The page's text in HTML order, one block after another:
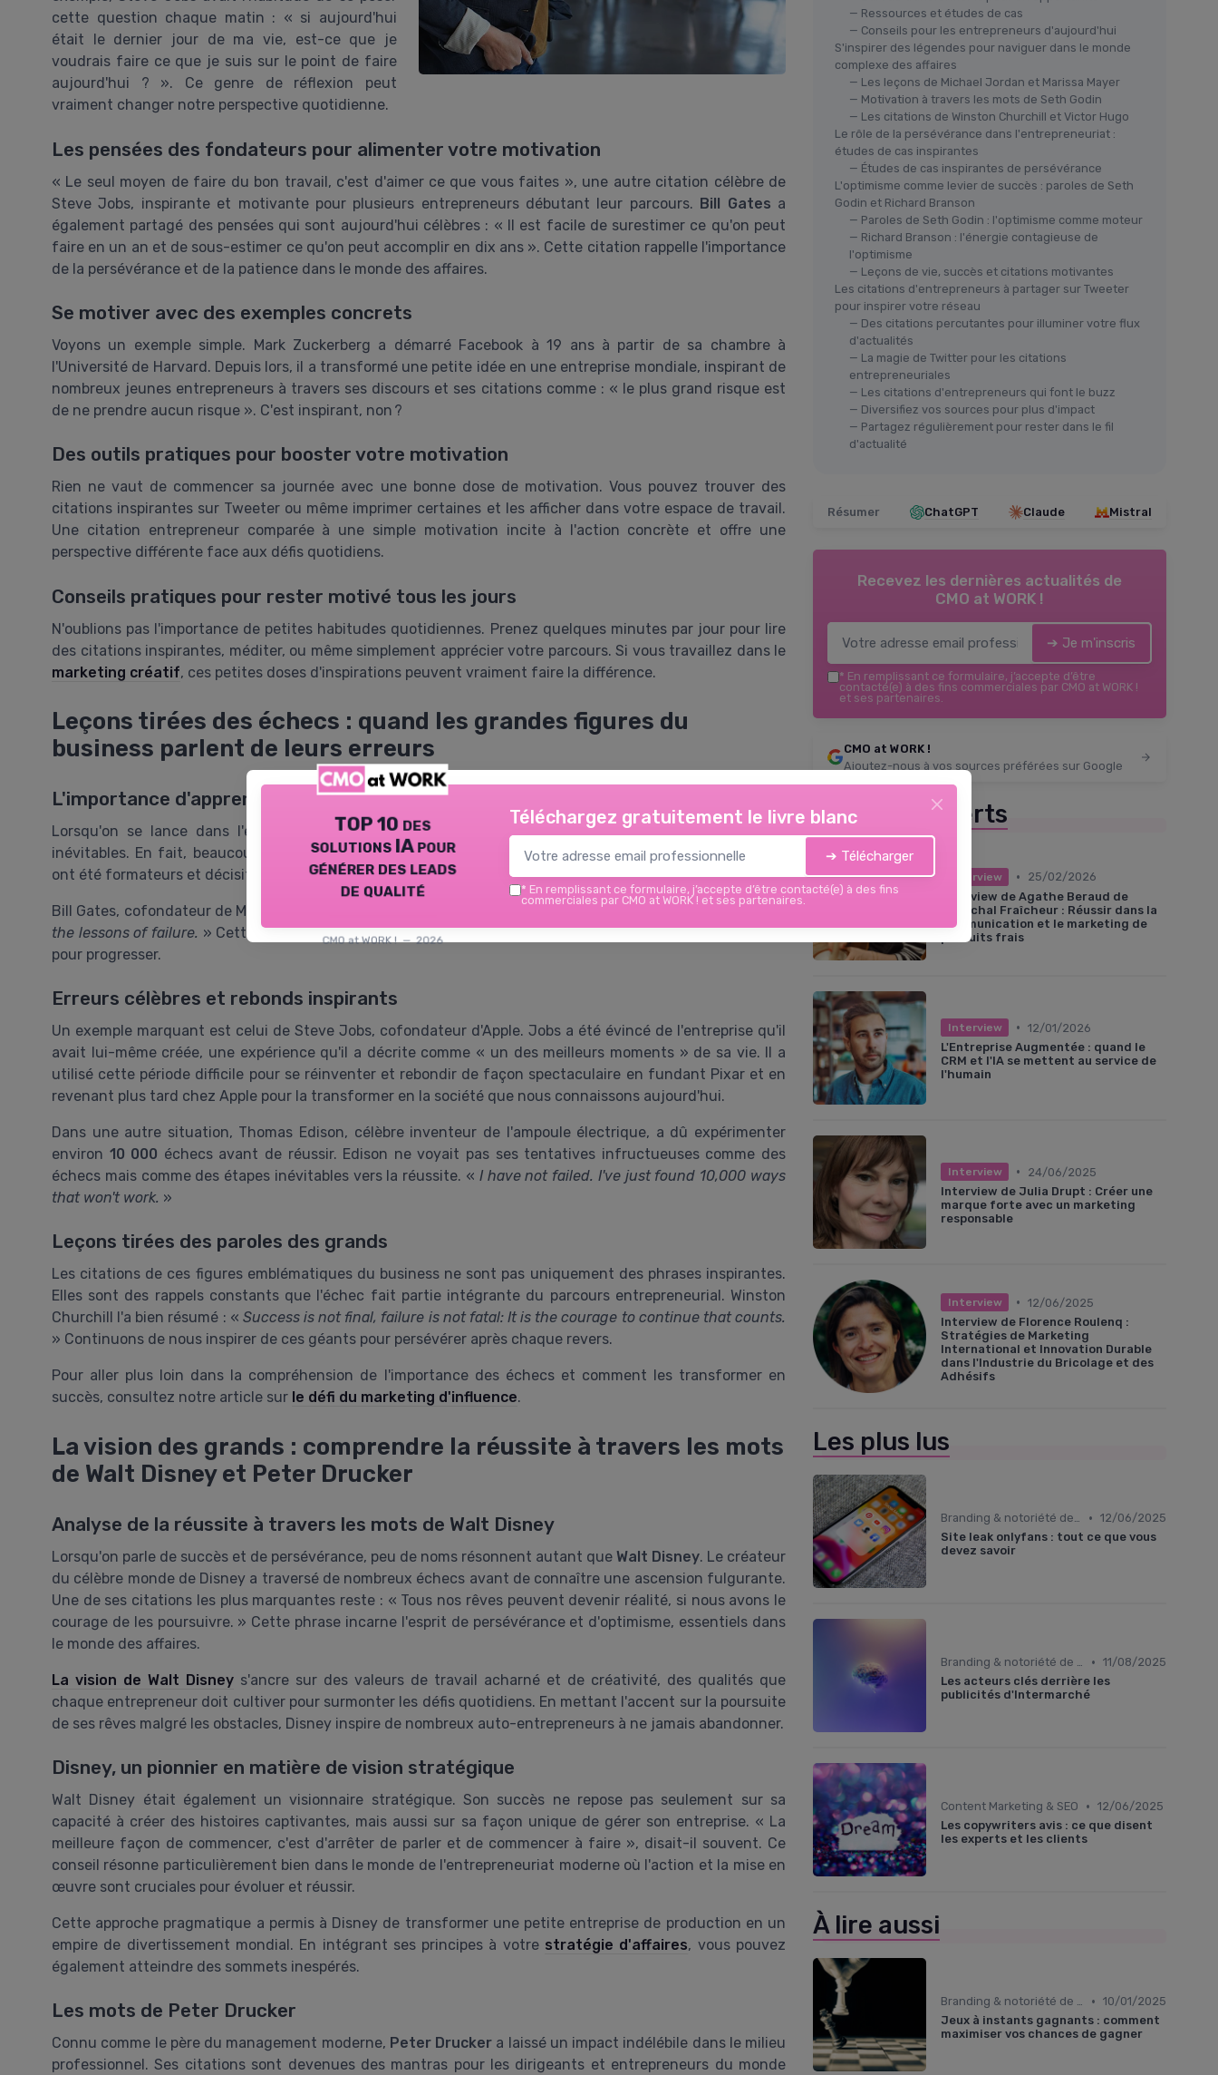
cette question chaque matin : « si aujourd'hui
était le dernier jour de ma vie, est-ce que je
voudrais faire ce que je suis sur le point de faire
aujourd'hui ? ». Ce genre de réflexion peut
vraiment changer notre perspective quotidienne.
Les pensées des fondateurs pour alimenter votre motivation
« Le seul moyen de faire du bon travail, c'est d'aimer ce que vous faites », une autre citation célèbre de
Steve Jobs, inspirante et motivante pour plusieurs entrepreneurs débutant leur parcours. Bill Gates a
également partagé des pensées qui sont aujourd'hui célèbres : « Il est facile de surestimer ce qu'on peut
faire en un an et de sous-estimer ce qu'on peut accomplir en dix ans ». Cette citation rappelle l'importance
de la persévérance et de la patience dans le monde des affaires.
Se motiver avec des exemples concrets
Voyons un exemple simple. Mark Zuckerberg a démarré Facebook à 19 ans à partir de sa chambre à
l'Université de Harvard. Depuis lors, il a transformé une petite idée en une entreprise mondiale, inspirant de
nombreux jeunes entrepreneurs à travers ses discours et ses citations comme : « le plus grand risque est
de ne prendre aucun risque ». C'est inspirant, non ?
Des outils pratiques pour booster votre motivation
Rien ne vaut de commencer sa journée avec une bonne dose de motivation. Vous pouvez trouver des
citations inspirantes sur Tweeter ou même imprimer certaines et les afficher dans votre espace de travail.
Une citation entrepreneur comparée à une simple motivation incite à l'action concrète et offre une
perspective différente face aux défis quotidiens.
Conseils pratiques pour rester motivé tous les jours
N'oublions pas l'importance de petites habitudes quotidiennes. Prenez quelques minutes par jour pour lire
des citations inspirantes, méditer, ou même simplement apprécier votre parcours. Si vous travaillez dans le
marketing créatif, ces petites doses d'inspirations peuvent vraiment faire la différence.
Leçons tirées des échecs : quand les grandes figures du
business parlent de leurs erreurs
L'importance d'apprendre de ses erreurs
Lorsqu'on se lance dans l'entrepreneuriat, les erreurs ne sont pas seulement fréquentes, elles sont
inévitables. En fait, beaucoup d'entrepreneurs de renom soulignent régulièrement combien leurs échecs
ont été formateurs et décisifs pour leurs réussites ultérieures.
Bill Gates, cofondateur de Microsoft, disait : «
It's fine to celebrate success but it is more important to heed
the lessons of failure. » Cette citation de Bill Gates montre à quel point il est crucial d'analyser ses erreurs
pour progresser.
Erreurs célèbres et rebonds inspirants
Un exemple marquant est celui de Steve Jobs, cofondateur d'Apple. Jobs a été évincé de l'entreprise qu'il
avait lui-même créée, une expérience qu'il a décrite comme « un des meilleurs moments » de sa vie. Il a
utilisé cette période difficile pour se réinventer et rebondir de façon spectaculaire en fundant Pixar et en
revenant plus tard chez Apple pour la transformer en la société que nous connaissons aujourd'hui.
Dans une autre situation, Thomas Edison, célèbre inventeur de l'ampoule électrique, a dû expérimenter
environ 10 000 échecs avant de réussir. Edison ne voyait pas ses tentatives infructueuses comme des
échecs mais comme des étapes inévitables vers la réussite. « I have not failed. I've just found 10,000 ways
that won't work. »
Leçons tirées des paroles des grands
Les citations de ces figures emblématiques du business ne sont pas uniquement des phrases inspirantes.
Elles sont des rappels constants que l'échec fait partie intégrante du parcours entrepreneurial. Winston
Churchill l'a bien résumé : « Success is not final, failure is not fatal: It is the courage to continue that counts.
» Continuons de nous inspirer de ces géants pour persévérer après chaque revers.
Pour aller plus loin dans la compréhension de l'importance des échecs et comment les transformer en
succès, consultez notre article sur le défi du marketing d'influence.
La vision des grands : comprendre la réussite à travers les mots
de Walt Disney et Peter Drucker
Analyse de la réussite à travers les mots de Walt Disney
Lorsqu'on parle de succès et de persévérance, peu de noms résonnent autant que Walt Disney. Le créateur
du célèbre monde de Disney a traversé de nombreux échecs avant de connaître une ascension fulgurante.
Une de ses citations les plus marquantes reste : « Tous nos rêves peuvent devenir réalité, si nous avons le
courage de les poursuivre. » Cette phrase incarne l'esprit de persévérance et d'optimisme, essentiels dans
le monde des affaires.
La vision de Walt Disney s'ancre sur des valeurs de travail acharné et de créativité, des qualités que
chaque entrepreneur doit cultiver pour surmonter les défis quotidiens. En mettant l'accent sur la poursuite
de ses rêves malgré les obstacles, Disney inspire de nombreux auto-entrepreneurs à ne jamais abandonner.
Disney, un pionnier en matière de vision stratégique
Walt Disney était également un visionnaire stratégique. Son succès ne repose pas seulement sur sa
capacité à créer des histoires captivantes, mais aussi sur sa façon unique de gérer son entreprise. « La
meilleure façon de commencer, c'est d'arrêter de parler et de commencer à faire », disait-il souvent. Ce
conseil résonne particulièrement bien dans le monde de l'entrepreneuriat moderne où l'action et la mise en
œuvre sont cruciales pour évoluer et réussir.
Cette approche pragmatique a permis à Disney de transformer une petite entreprise de production en un
empire de divertissement mondial. En intégrant ses principes à votre stratégie d'affaires, vous pouvez
également atteindre des sommets inespérés.
Les mots de Peter Drucker
Connu comme le père du management moderne, Peter Drucker a laissé un impact indélébile dans le milieu
professionnel. Ses citations sont devenues des mantras pour les dirigeants et entrepreneurs du monde
— Ressources et études de cas
— Conseils pour les entrepreneurs d'aujourd'hui
S'inspirer des légendes pour naviguer dans le monde
complexe des affaires
— Les leçons de Michael Jordan et Marissa Mayer
— Motivation à travers les mots de Seth Godin
— Les citations de Winston Churchill et Victor Hugo
Le rôle de la persévérance dans l'entrepreneuriat :
études de cas inspirantes
— Études de cas inspirantes de persévérance
L'optimisme comme levier de succès : paroles de Seth
Godin et Richard Branson
— Paroles de Seth Godin : l'optimisme comme moteur
— Richard Branson : l'énergie contagieuse de
l'optimisme
— Leçons de vie, succès et citations motivantes
Les citations d'entrepreneurs à partager sur Tweeter
pour inspirer votre réseau
— Des citations percutantes pour illuminer votre flux
d'actualités
— La magie de Twitter pour les citations
entrepreneuriales
— Les citations d'entrepreneurs qui font le buzz
— Diversifiez vos sources pour plus d'impact
— Partagez régulièrement pour rester dans le fil
d'actualité
Résumer ChatGPT Claude Mistral
Recevez les dernières actualités de
CMO at WORK !
➔ Je m'inscris
* En remplissant ce formulaire, j’accepte d’être
contacté(e) à des fins commerciales par CMO at WORK !
et ses partenaires.
CMO at WORK !
Ajoutez-nous à vos sources préférées sur Google
Parole d'experts
Interview •
25/02/2026
Interview de Agathe Beraud de
Maréchal Fraîcheur : Réussir dans la
communication et le marketing de
produits frais
Interview • 12/01/2026
L'Entreprise Augmentée : quand le
CRM et l'IA se mettent au service de
l'humain
Interview •
24/06/2025
Interview de Julia Drupt : Créer une
marque forte avec un marketing
responsable
Interview • 12/06/2025
Interview de Florence Roulenq :
Stratégies de Marketing
International et Innovation Durable
dans l'Industrie du Bricolage et des
Adhésifs
Les plus lus
Branding & notoriété de marque • 12/06/2025
Site leak onlyfans : tout ce que vous
devez savoir
Branding & notoriété de marque • 11/08/2025
Les acteurs clés derrière les
publicités d'Intermarché
Content Marketing & SEO • 12/06/2025
Les copywriters avis : ce que disent
les experts et les clients
À lire aussi
Branding & notoriété de marque • 10/01/2025
Jeux à instants gagnants : comment
maximiser vos chances de gagner
TOP 10 des
solutions IA pour
générer des leads
de qualité
CMO at WORK ! — 2026
Téléchargez gratuitement le livre blanc
➔ Télécharger
* En remplissant ce formulaire, j’accepte d’être contacté(e) à des fins
commerciales par CMO at WORK ! et ses partenaires.